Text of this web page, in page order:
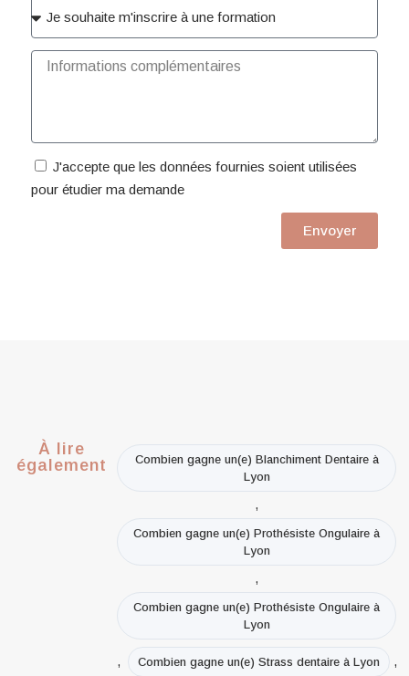
J'accepte que les données fournies soient utilisées
pour étudier ma demande
Envoyer
À lire
également
Combien gagne un(e) Blanchiment Dentaire à
Lyon
,
Combien gagne un(e) Prothésiste Ongulaire à
Lyon
,
Combien gagne un(e) Prothésiste Ongulaire à
Lyon
, Combien gagne un(e) Strass dentaire à Lyon ,